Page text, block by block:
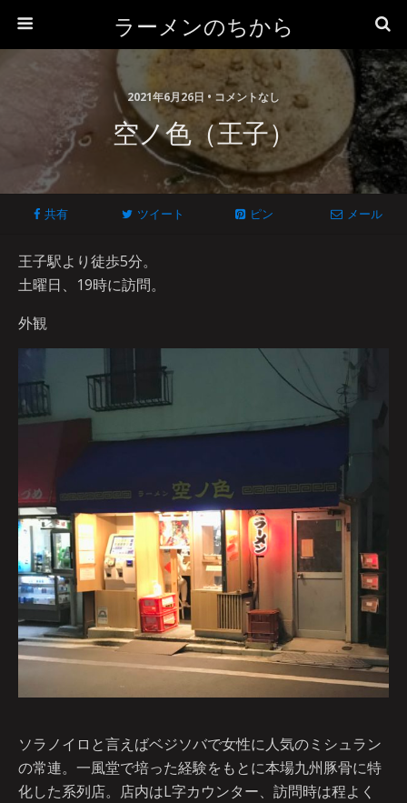
ラーメンのちから
2021年6月26日 • コメントなし
空ノ色（王子）
共有 ツイート ピン メール
王子駅より徒歩5分。
土曜日、19時に訪問。
外観
ソラノイロと言えばベジソバで女性に人気のミシュラン
の常連。一風堂で培った経験をもとに本場九州豚骨に特
化した系列店。店内はL字カウンター、訪問時は程よく